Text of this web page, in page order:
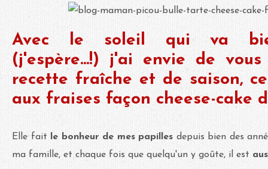
Avec le soleil qui va
(j'espère...!) j'ai envie de
recette fraîche et de saison,
aux fraises façon cheese-cake
Elle fait le bonheur de mes papilles depuis bien des
ma famille, et chaque fois que quelqu'un y goûte, il est